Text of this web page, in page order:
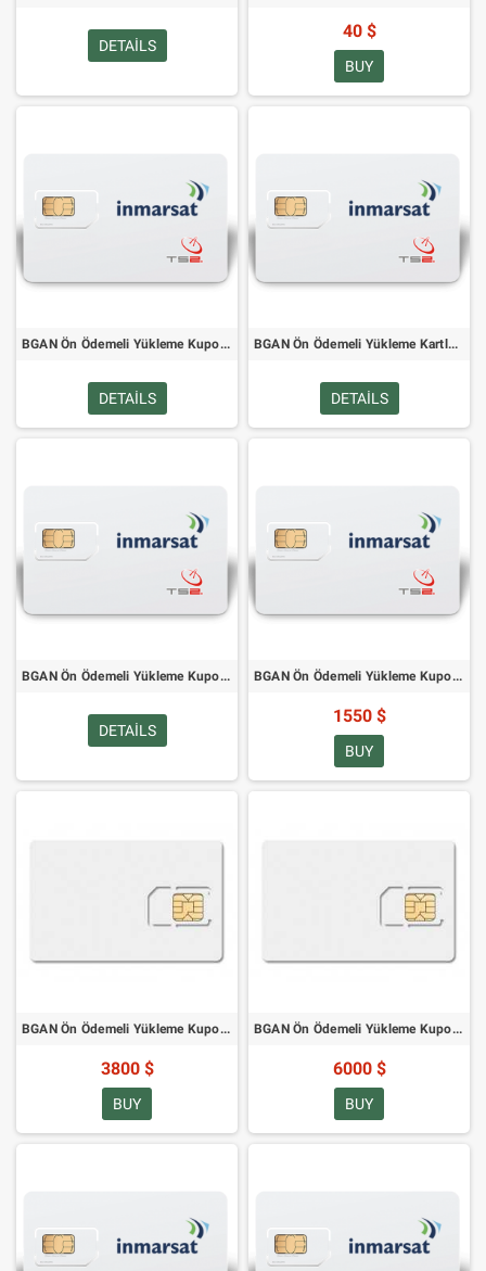
DETAILS
40 $
BUY
BGAN Ön Ödemeli Yükleme Kuponları - 12 Aylık Uzatma
DETAILS
BGAN Ön Ödemeli Yükleme Kartları - 200 Birimlik Kart
DETAILS
BGAN Ön Ödemeli Yükleme Kuponları - 800 Birim Kartı
DETAILS
BGAN Ön Ödemeli Yükleme Kuponları - 2000 Birim Kartı
1550 $
BUY
BGAN Ön Ödemeli Yükleme Kuponları - 5000 Birim Kartı
3800 $
BUY
BGAN Ön Ödemeli Yükleme Kuponu - 8000 Birim Kartı
6000 $
BUY